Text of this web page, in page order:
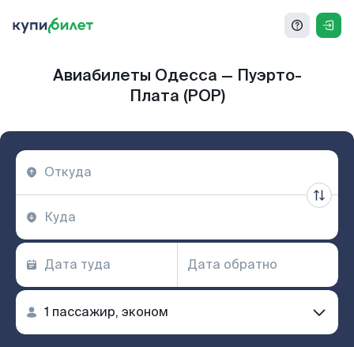
Авиабилеты Одесса — Пуэрто-
Плата (POP)